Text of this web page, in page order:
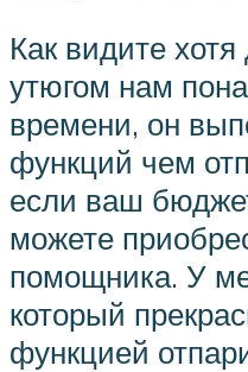
Как видите
утюгом нам
времени, он
функций чем
если ваш
можете
помощника. У
который
функцией